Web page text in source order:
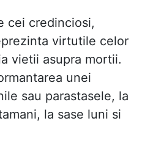
cei credinciosi,
virtutile celor
vietii asupra mortii.
unei
sau parastasele, la
la sase luni si